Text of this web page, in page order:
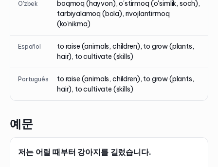
O'zbek
boqmoq (hayvon), o'stirmoq (o'simlik, soch),
tarbiyalamoq (bola), rivojlantirmoq
(ko'nikma)
Español
to raise (animals, children), to grow (plants,
hair), to cultivate (skills)
Português
to raise (animals, children), to grow (plants,
hair), to cultivate (skills)
예문
저는 어릴 때부터 강아지를 길렀습니다.